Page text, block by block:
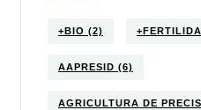
+BIO (2)
AAPRESID (6)
AGRICULTURA DE